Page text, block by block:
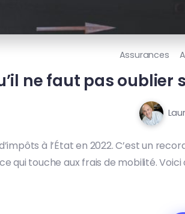
Assurances
ne faut pas
à l’État en 2022. C’est un
touche aux frais de mobilité. Voici